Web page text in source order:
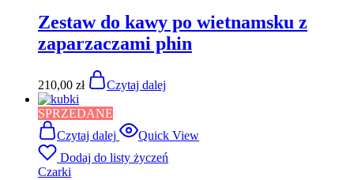
Zestaw do kawy po wietnamsku z
zaparzaczami phin
210,00 zł Czytaj dalej
SPRZEDANE
Czytaj dalej
Quick View
Dodaj do listy życzeń
Czarki